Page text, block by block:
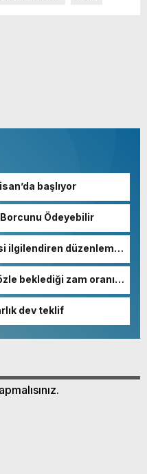
başlıyor
Ödeyebilir
ilgilendiren düzenleme!
beklediği zam oranı
dev teklif